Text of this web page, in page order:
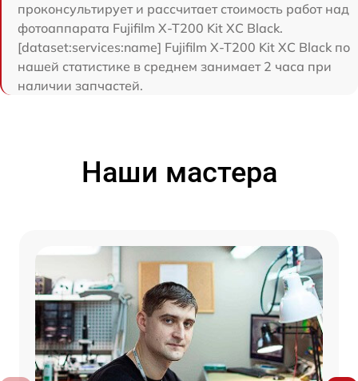
проконсультирует и рассчитает стоимость работ над
фотоаппарата Fujifilm X-T200 Kit XC Black.
[dataset:services:name] Fujifilm X-T200 Kit XC Black по
нашей статистике в среднем занимает 2 часа при
наличии запчастей.
Наши мастера